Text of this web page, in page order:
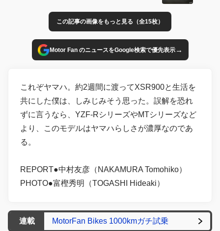
この記事の画像をもっと見る（全15枚）
Motor Fan のニュースをGoogle検索で優先表示→
これぞヤマハ。約2週間に渡ってXSR900と生活を
共にした僕は、しみじみそう思った。誤解を恐れ
ずに言うなら、YZF-RシリーズやMTシリーズなど
より、このモデルはヤマハらしさが濃厚なのであ
る。
REPORT●中村友彦（NAKAMURA Tomohiko）
PHOTO●富樫秀明（TOGASHI Hideaki）
連載 MotorFan Bikes 1000kmガチ試乗